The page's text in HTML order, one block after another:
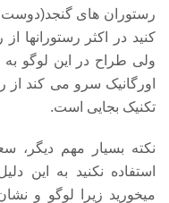
رستوران های
کنید در اکثر رستورانها
ولی طراح در این لوگو
اورگانیک سرو می کند از
تکنیک بجایی است.
نکته بسیار مهم دیگر،
استفاده نکنید به این
میخورید زیرا لوگو و